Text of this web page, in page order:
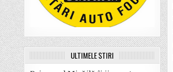
ULTIMELE ȘTIRI